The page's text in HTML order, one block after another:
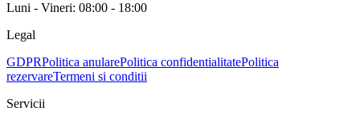
Luni - Vineri: 08:00 - 18:00
Legal
GDPRPolitica anularePolitica confidentialitatePolitica
rezervareTermeni si conditii
Servicii